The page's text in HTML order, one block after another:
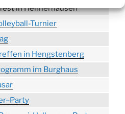
in Helmerhausen
Turnier
in Hengstenberg
im Burghaus